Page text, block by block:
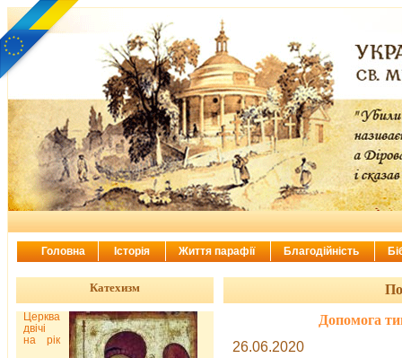
Допомога
26.06.2020
Катехизм
Церква
двічі
на рік
Головна Історія Життя парафії Благодійність